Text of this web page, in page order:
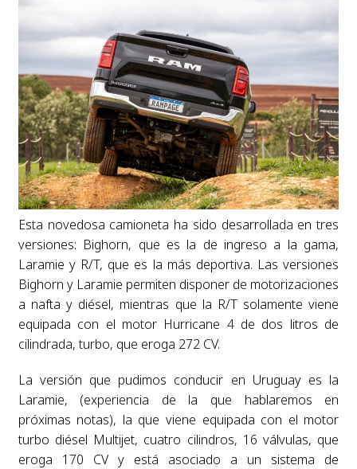
Esta novedosa camioneta ha sido desarrollada en tres
versiones: Bighorn, que es la de ingreso a la gama,
Laramie y R/T, que es la más deportiva. Las versiones
Bighorn y Laramie permiten disponer de motorizaciones
a nafta y diésel, mientras que la R/T solamente viene
equipada con el motor Hurricane 4 de dos litros de
cilindrada, turbo, que eroga 272 CV.
La versión que pudimos conducir en Uruguay es la
Laramie, (experiencia de la que hablaremos en
próximas notas), la que viene equipada con el motor
turbo diésel Multijet, cuatro cilindros, 16 válvulas, que
eroga 170 CV y está asociado a un sistema de